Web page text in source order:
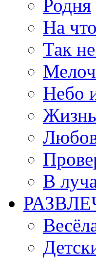
Родня
На
Так
Небо
В